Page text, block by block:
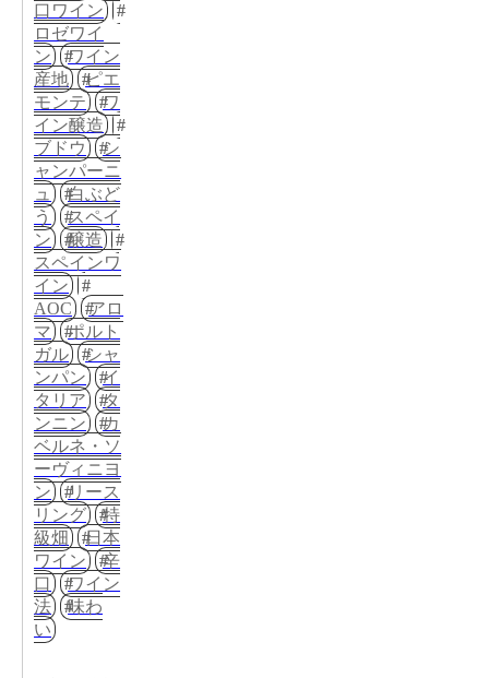
口ワイン
ロゼワイ
ン
ワイン
産地
ピエ
モンテ
ワ
イン醸造
ブドウ
シ
ャンパーニ
ュ
白ぶど
う
スペイ
ン
醸造
スペインワ
イン
AOC
アロ
マ
ポルト
ガル
シャ
ンパン
イ
タリア
タ
ンニン
カ
ベルネ・ソ
ーヴィニヨ
ン
リース
リング
特
級畑
日本
ワイン
辛
口
ワイン
法
味わ
い